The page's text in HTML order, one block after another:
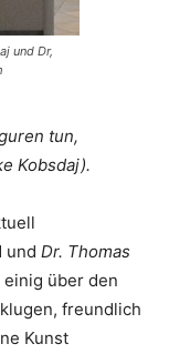
und Dr,
tun,
Kobsdaj).
und Dr. Thomas
über den
freundlich
Kunst